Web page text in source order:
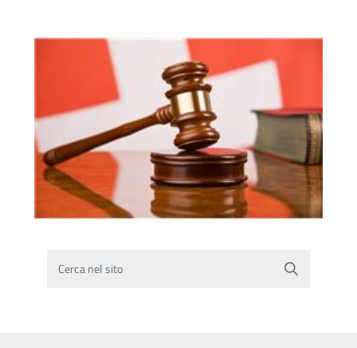
Cerca nel sito